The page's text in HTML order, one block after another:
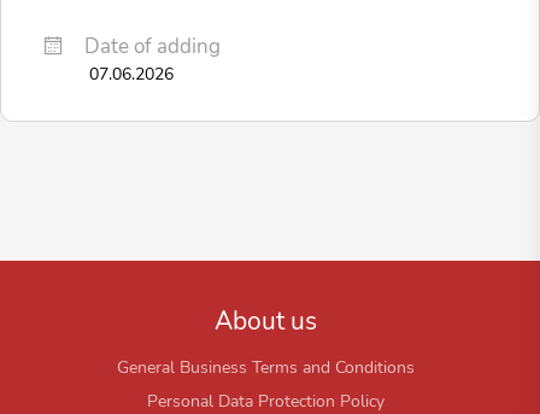
Date of adding
07.06.2026
About us
General Business Terms and Conditions
Personal Data Protection Policy